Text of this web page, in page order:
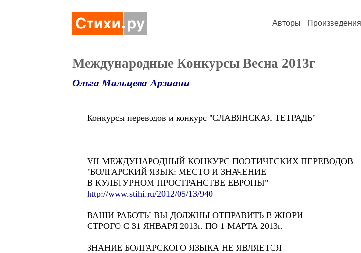
Авторы Произведения
Международные Конкурсы Весна 2013г
Ольга Мальцева-Арзиани
Конкурсы переводов и конкурс "СЛАВЯНСКАЯ ТЕТРАДЬ"
=================================================
VII МЕЖДУНАРОДНЫЙ КОНКУРС ПОЭТИЧЕСКИХ ПЕРЕВОДОВ
"БОЛГАРСКИЙ ЯЗЫК: МЕСТО И ЗНАЧЕНИЕ
В КУЛЬТУРНОМ ПРОСТРАНСТВЕ ЕВРОПЫ"
http://www.stihi.ru/2012/05/13/940
ВАШИ РАБОТЫ ВЫ ДОЛЖНЫ ОТПРАВИТЬ В ЖЮРИ
СТРОГО С 31 ЯНВАРЯ 2013г. ПО 1 МАРТА 2013г.
ЗНАНИЕ БОЛГАРСКОГО ЯЗЫКА НЕ ЯВЛЯЕТСЯ